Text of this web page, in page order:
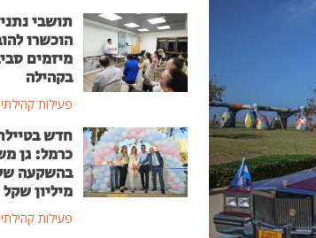
תושבי
הוכשרו
מיזמים
בקהילה
פעילות
חדש
כרמל: גן
מיליון שקל
פעילות